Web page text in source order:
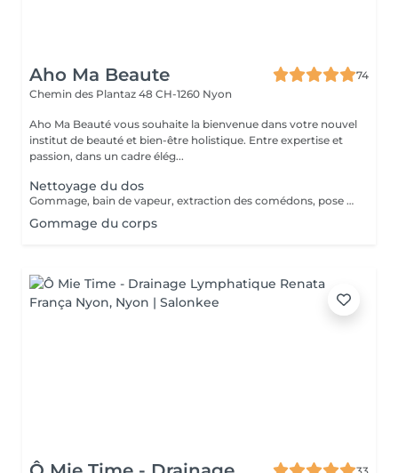
Aho Ma Beaute
74
Chemin des Plantaz 48 CH-1260 Nyon
Aho Ma Beauté vous souhaite la bienvenue dans votre nouvel
institut de beauté et bien-être holistique. Entre expertise et
passion, dans un cadre élég...
Nettoyage du dos
Gommage, bain de vapeur, extraction des comédons, pose de masque. Application d'une crème hydratante.
Gommage du corps